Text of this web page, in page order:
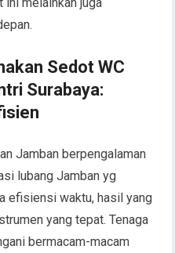
Sedot WC
Surabaya:
Jamban berpengalaman
lubang Jamban yg
efisiensi waktu, hasil yang
yang tepat. Tenaga
bermacam-macam